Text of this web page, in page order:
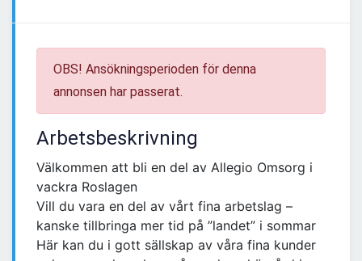
OBS! Ansökningsperioden för denna
annonsen har passerat.
Arbetsbeskrivning
Välkommen att bli en del av Allegio Omsorg i
vackra Roslagen
Vill du vara en del av vårt fina arbetslag –
kanske tillbringa mer tid på ”landet” i sommar
Här kan du i gott sällskap av våra fina kunder